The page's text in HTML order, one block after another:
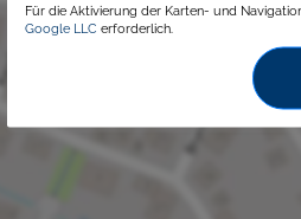
Für die Aktivierung der Karten- und
Google LLC erforderlich.